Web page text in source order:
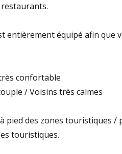
entièrement équipé afin que
confortable
/ Voisins très calmes
pied des zones touristiques
touristiques.